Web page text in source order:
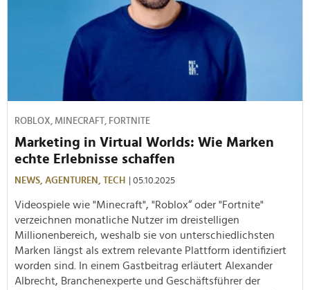
ROBLOX, MINECRAFT, FORTNITE
Marketing in Virtual Worlds: Wie Marken
echte Erlebnisse schaffen
NEWS, AGENTUREN, TECH | 05.10.2025
Videospiele wie "Minecraft", "Roblox“ oder "Fortnite"
verzeichnen monatliche Nutzer im dreistelligen
Millionenbereich, weshalb sie von unterschiedlichsten
Marken längst als extrem relevante Plattform identifiziert
worden sind. In einem Gastbeitrag erläutert Alexander
Albrecht, Branchenexperte und Geschäftsführer der